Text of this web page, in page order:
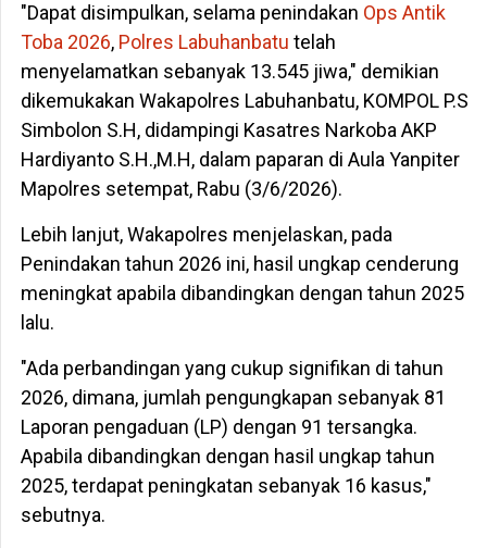
"Dapat disimpulkan, selama penindakan Ops Antik
Toba 2026, Polres Labuhanbatu telah
menyelamatkan sebanyak 13.545 jiwa," demikian
dikemukakan Wakapolres Labuhanbatu, KOMPOL P.S
Simbolon S.H, didampingi Kasatres Narkoba AKP
Hardiyanto S.H.,M.H, dalam paparan di Aula Yanpiter
Mapolres setempat, Rabu (3/6/2026).
Lebih lanjut, Wakapolres menjelaskan, pada
Penindakan tahun 2026 ini, hasil ungkap cenderung
meningkat apabila dibandingkan dengan tahun 2025
lalu.
"Ada perbandingan yang cukup signifikan di tahun
2026, dimana, jumlah pengungkapan sebanyak 81
Laporan pengaduan (LP) dengan 91 tersangka.
Apabila dibandingkan dengan hasil ungkap tahun
2025, terdapat peningkatan sebanyak 16 kasus,"
sebutnya.